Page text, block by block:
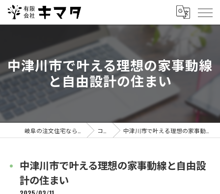
中津川市で叶える理想の家事動線
と自由設計の住まい
コラム 中津川市で叶える理想の家事動線と自由設計の住まい
中津川市で叶える理想の家事動線と自由設
計の住まい